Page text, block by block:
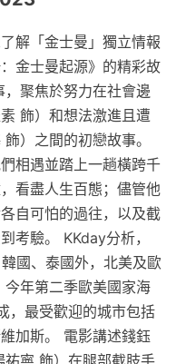
解「金士曼」獨立情報
金士曼起源》的精彩故
聚焦於努力在社會邊
飾）和想法激進且遭
）之間的初戀故事。
相遇並踏上一趟橫跨千
看盡人生百態；儘管他
自可怕的過往，以及截
考驗。 KKday分析，
國、泰國外，北美及歐
年第二季歐美國家海
，最受歡迎的城市包括
加斯。 電影講述錢鈺
寧 飾）在腿部截肢手